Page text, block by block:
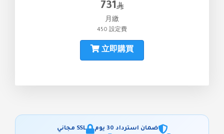
731
月繳
450 設定費
立即購買
ضمان استرداد 30 يوم
SSL مجاني